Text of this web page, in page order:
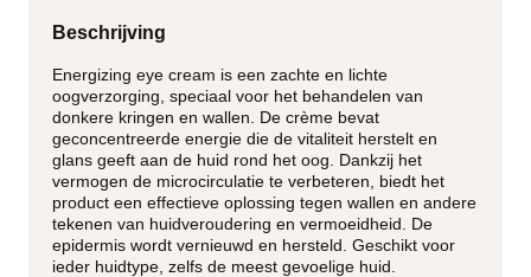
Beschrijving
Energizing eye cream is een zachte en lichte
oogverzorging, speciaal voor het behandelen van
donkere kringen en wallen. De crème bevat
geconcentreerde energie die de vitaliteit herstelt en
glans geeft aan de huid rond het oog. Dankzij het
vermogen de microcirculatie te verbeteren, biedt het
product een effectieve oplossing tegen wallen en andere
tekenen van huidveroudering en vermoeidheid. De
epidermis wordt vernieuwd en hersteld. Geschikt voor
ieder huidtype, zelfs de meest gevoelige huid.